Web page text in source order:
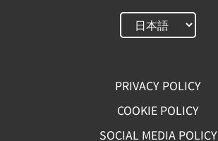
PRIVACY POLICY
COOKIE POLICY
SOCIAL MEDIA POLICY